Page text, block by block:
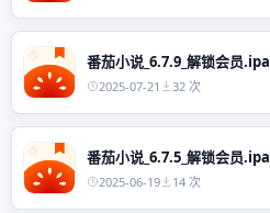
番茄小说_6.7.9_解锁会员.ipa
2025-07-21 32 次
番茄小说_6.7.5_解锁会员.ipa
2025-06-19 14 次